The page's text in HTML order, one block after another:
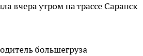
вчера утром на трассе Саранск -
большегруза